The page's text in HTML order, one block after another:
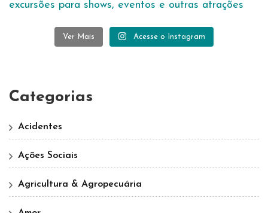
Ver Mais Acesse o Instagram
Categorias
Acidentes
Ações Sociais
Agricultura & Agropecuária